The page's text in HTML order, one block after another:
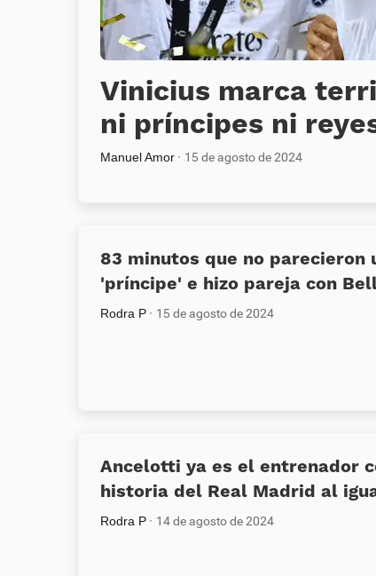
Vinicius marca
ni príncipes ni
Manuel Amor 15 de agosto de 2024
83 minutos que no parecieron
'príncipe' e hizo pareja con
Rodra P 15 de agosto de 2024
Ancelotti ya es el entrenador
historia del Real Madrid al
Rodra P 14 de agosto de 2024